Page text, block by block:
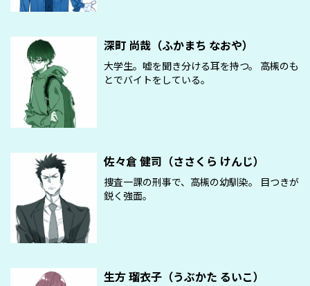
深町 尚哉（ふかまち なおや）
大学生。嘘を聞き分ける耳を持つ。 高槻のも
とでバイトをしている。
佐々倉 健司（ささくら けんじ）
捜査一課の刑事で、高槻の幼馴染。 目つきが
鋭く強面。
生方 瑠衣子（うぶかた るいこ）